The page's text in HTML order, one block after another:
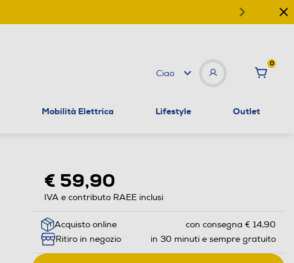
Ciao
0
Mobilità Elettrica Lifestyle Outlet
€ 59,90
IVA e contributo RAEE inclusi
Acquisto online
con consegna € 14,90
Ritiro in negozio
in 30 minuti e sempre gratuito